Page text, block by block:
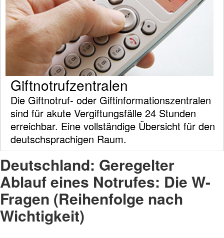
Giftnotrufzentralen
Die Giftnotruf- oder Giftinformationszentralen
sind für akute Vergiftungsfälle 24 Stunden
erreichbar. Eine vollständige Übersicht für den
deutschsprachigen Raum.
Deutschland: Geregelter
Ablauf eines Notrufes: Die W-
Fragen (Reihenfolge nach
Wichtigkeit)